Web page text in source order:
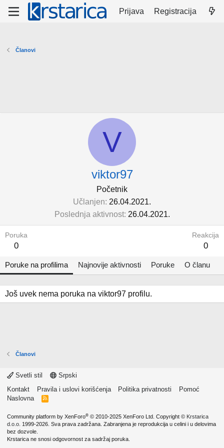
Prijava Registracija
Članovi
V
viktor97
Početnik
Učlanjen 26.04.2021.
Poslednja aktivnost 26.04.2021.
Poruka
0
Reakcija
0
Poruke na profilima Najnovije aktivnosti Poruke O članu
Još uvek nema poruka na viktor97 profilu.
Članovi
Svetli stil
Srpski
Kontakt
Pravila i uslovi korišćenja Politika privatnosti
Pomoć
Naslovna
R
Community platform by XenForo® © 2010-2025 XenForo Ltd. Copyright © Krstarica
d.o.o. 1999-2026. Sva prava zadržana. Zabranjena je reprodukcija u celini i u delovima
bez dozvole.
Krstarica ne snosi odgovornost za sadržaj poruka.